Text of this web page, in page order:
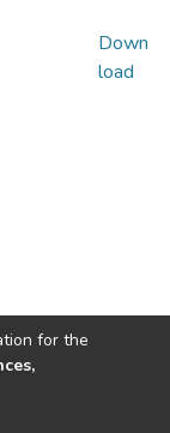
Down
load
for the